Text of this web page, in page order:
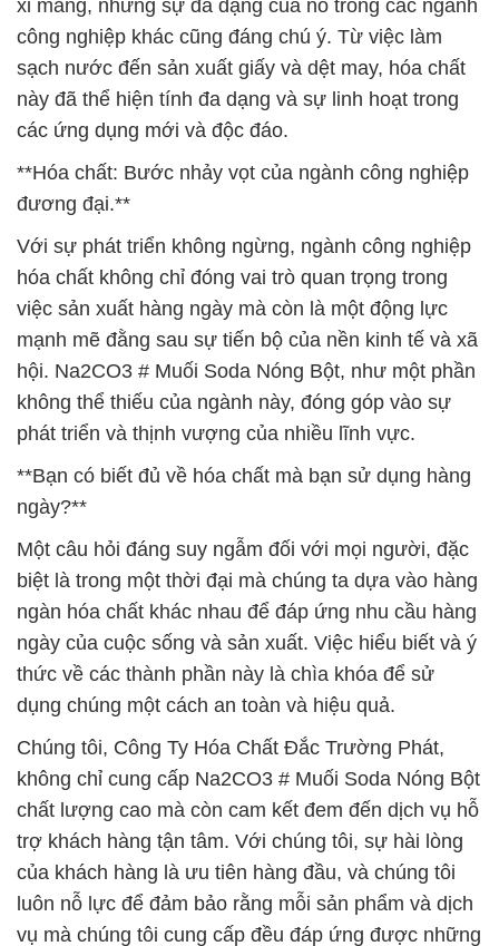
xi măng, nhưng sự đa dạng của nó trong các ngành
công nghiệp khác cũng đáng chú ý. Từ việc làm
sạch nước đến sản xuất giấy và dệt may, hóa chất
này đã thể hiện tính đa dạng và sự linh hoạt trong
các ứng dụng mới và độc đáo.
**Hóa chất: Bước nhảy vọt của ngành công nghiệp
đương đại.**
Với sự phát triển không ngừng, ngành công nghiệp
hóa chất không chỉ đóng vai trò quan trọng trong
việc sản xuất hàng ngày mà còn là một động lực
mạnh mẽ đằng sau sự tiến bộ của nền kinh tế và xã
hội. Na2CO3 # Muối Soda Nóng Bột, như một phần
không thể thiếu của ngành này, đóng góp vào sự
phát triển và thịnh vượng của nhiều lĩnh vực.
**Bạn có biết đủ về hóa chất mà bạn sử dụng hàng
ngày?**
Một câu hỏi đáng suy ngẫm đối với mọi người, đặc
biệt là trong một thời đại mà chúng ta dựa vào hàng
ngàn hóa chất khác nhau để đáp ứng nhu cầu hàng
ngày của cuộc sống và sản xuất. Việc hiểu biết và ý
thức về các thành phần này là chìa khóa để sử
dụng chúng một cách an toàn và hiệu quả.
Chúng tôi, Công Ty Hóa Chất Đắc Trường Phát,
không chỉ cung cấp Na2CO3 # Muối Soda Nóng Bột
chất lượng cao mà còn cam kết đem đến dịch vụ hỗ
trợ khách hàng tận tâm. Với chúng tôi, sự hài lòng
của khách hàng là ưu tiên hàng đầu, và chúng tôi
luôn nỗ lực để đảm bảo rằng mỗi sản phẩm và dịch
vụ mà chúng tôi cung cấp đều đáp ứng được những